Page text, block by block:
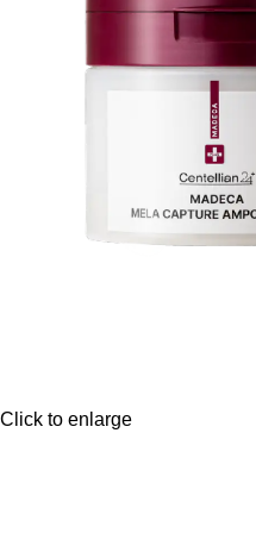
Click to enlarge